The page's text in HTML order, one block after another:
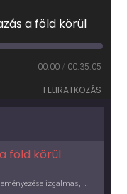
a föld körül
00:00 / 00:35:05
FELIRATKOZÁS
föld körül
Az UNICEF Magyarország jótékonysági kezdeményezése izgalmas, egész éves világkörüli ízutazásra hív, igazi családi program és gasztroedukáció, illetve segítség a rászorulóknak is egyben.